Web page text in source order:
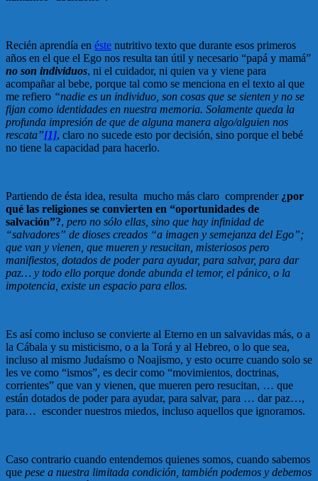
Recién aprendía en éste nutritivo texto que durante esos primeros
años en el que el Ego nos resulta tan útil y necesario “papá y mamá”
no son individuos, ni el cuidador, ni quien va y viene para
acompañar al bebe, porque tal como se menciona en el texto al que
me refiero “nadie es un individuo, son cosas que se sienten y no se
fijan como identidades en nuestra memoria. Solamente queda la
profunda impresión de que de alguna manera algo/alguien nos
rescata”[1], claro no sucede esto por decisión, sino porque el bebé
no tiene la capacidad para hacerlo.
Partiendo de ésta idea, resulta mucho más claro comprender ¿por
qué las religiones se convierten en “oportunidades de
salvación”?, pero no sólo ellas, sino que hay infinidad de
“salvadores” de dioses creados “a imagen y semejanza del Ego”;
que van y vienen, que mueren y resucitan, misteriosos pero
manifiestos, dotados de poder para ayudar, para salvar, para dar
paz… y todo ello porque donde abunda el temor, el pánico, o la
impotencia, existe un espacio para ellos.
Es así como incluso se convierte al Eterno en un salvavidas más, o a
la Cábala y su misticismo, o a la Torá y al Hebreo, o lo que sea,
incluso al mismo Judaísmo o Noajismo, y esto ocurre cuando solo se
les ve como “ismos”, es decir como “movimientos, doctrinas,
corrientes” que van y vienen, que mueren pero resucitan, … que
están dotados de poder para ayudar, para salvar, para … dar paz…,
para… esconder nuestros miedos, incluso aquellos que ignoramos.
Caso contrario cuando entendemos quienes somos, cuando sabemos
que pese a nuestra limitada condición, también podemos y debemos